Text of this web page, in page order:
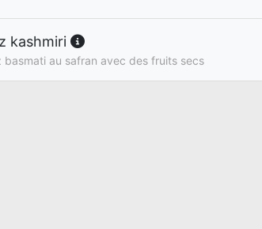
kashmiri
basmati au safran avec des fruits secs